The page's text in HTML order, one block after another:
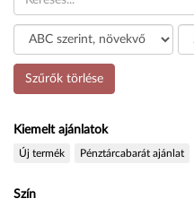
Szűrők törlése
Kiemelt ajánlatok
Új termék Pénztárcabarát ajánlat
Szín